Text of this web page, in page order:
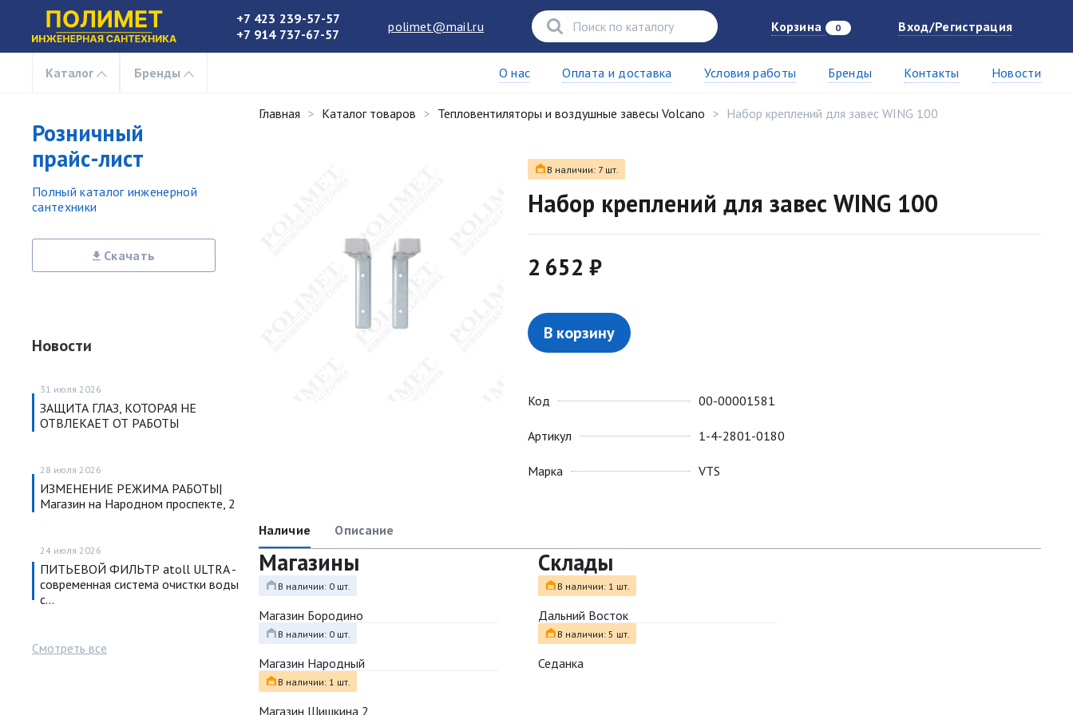
+7 423 239-57-57
+7 914 737-67-57
polimet@mail.ru Корзина 0 Вход/Регистрация
Каталог Бренды О нас Оплата и доставка Условия работы Бренды Контакты Новости
Розничный
прайс-лист
Полный каталог инженерной
сантехники
Скачать
Новости
31 июля 2026
ЗАЩИТА ГЛАЗ, КОТОРАЯ НЕ
ОТВЛЕКАЕТ ОТ РАБОТЫ
28 июля 2026
ИЗМЕНЕНИЕ РЕЖИМА РАБОТЫ|
Магазин на Народном проспекте, 2
24 июля 2026
ПИТЬЕВОЙ ФИЛЬТР atoll ULTRA -
современная система очистки воды
с…
Смотреть все
Главная Каталог товаров Тепловентиляторы и воздушные завесы Volcano Набор креплений для завес WING 100
В наличии: 7 шт.
Набор креплений для завес WING 100
2 652 ₽
В корзину
Код
Артикул
Марка
00-00001581
1-4-2801-0180
VTS
Наличие Описание
Магазины
В наличии: 0 шт.
Магазин Бородино
В наличии: 0 шт.
Магазин Народный
В наличии: 1 шт.
Магазин Шишкина 2
Склады
В наличии: 1 шт.
Дальний Восток
В наличии: 5 шт.
Седанка